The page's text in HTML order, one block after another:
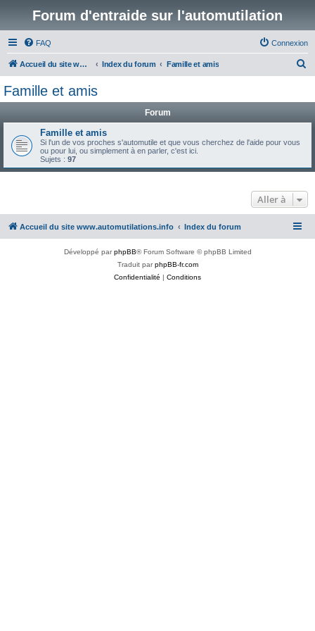
Forum d'entraide sur l'automutilation
FAQ Connexion
Accueil du site www.automutilations.info Index du forum Famille et amis
r
Famille et amis
Forum
Famille et amis
Si l'un de vos proches s'automutile et que vous cherchez de l'aide pour vous
ou pour lui, ou simplement à en parler, c'est ici.
Sujets : 97
Aller à
Accueil du site www.automutilations.info Index du forum
Développé parphpBB® Forum Software © phpBB Limited
Traduit parphpBB-fr.com
Confidentialité | Conditions